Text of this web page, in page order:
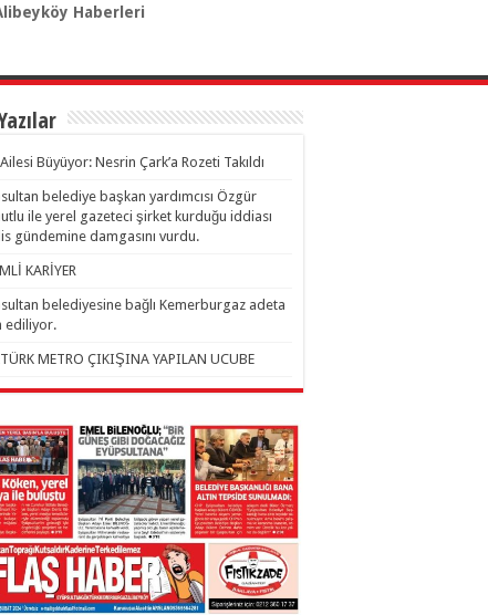
Haberleri
Büyüyor: Nesrin Çark’a Rozeti Takıldı
belediye başkan yardımcısı Özgür
ile yerel gazeteci şirket kurduğu iddiası
gündemine damgasını vurdu.
KARİYER
belediyesine bağlı Kemerburgaz adeta
ediliyor.
METRO ÇIKIŞINA YAPILAN UCUBE